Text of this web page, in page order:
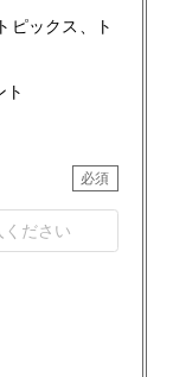
ピックス、ト
ト